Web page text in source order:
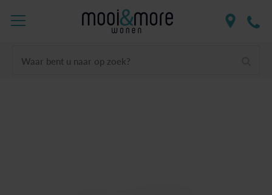
Waar bent u naar op zoek?